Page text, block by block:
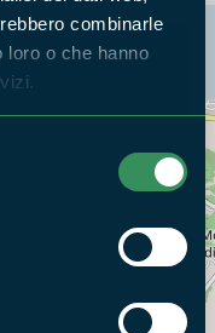
combinarle
loro o che hanno